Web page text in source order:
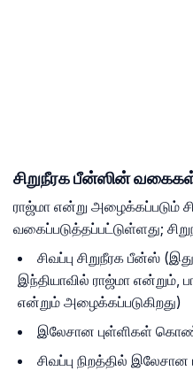
சிறுநீரக பீன்ஸின்
ராஜ்மா என்று அழைக்கப்படும்
வகைப்படுத்தப்பட்டுள்ளது;
சிவப்பு சிறுநீரக பீன்ஸ்
இந்தியாவில் ராஜ்மா என்றும்,
என்றும் அழைக்கப்படுகிறது)
இலேசான புள்ளிகள்
சிவப்பு நிறத்தில்